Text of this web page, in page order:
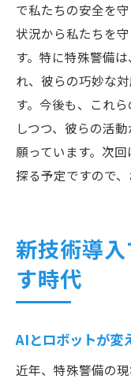
で私たちの安全を
状況から私たちを
す。特に特殊警備
れ、彼らの巧妙な
す。今後も、これ
しつつ、彼らの活
願っています。次
探る予定ですので、
新技術導
す時代
AIとロボットが変
近年、特殊警備の